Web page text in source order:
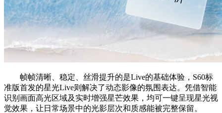
帧帧清晰、稳定、丝滑提升的是Live的基础体验，S60标
准版首发的星光Live则解决了动态影像的氛围表达。凭借智能
识别画面高光区域及实时增强星芒效果，均可一键呈现星光视
觉效果，让日常场景中的光影层次和质感能被完整保留。